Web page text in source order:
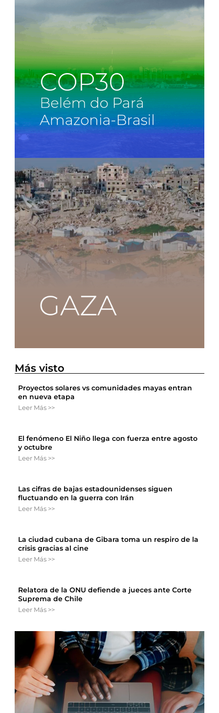
Más visto
Proyectos solares vs comunidades mayas entran
en nueva etapa
Leer Más >>
El fenómeno El Niño llega con fuerza entre agosto
y octubre
Leer Más >>
Las cifras de bajas estadounidenses siguen
fluctuando en la guerra con Irán
Leer Más >>
La ciudad cubana de Gibara toma un respiro de la
crisis gracias al cine
Leer Más >>
Relatora de la ONU defiende a jueces ante Corte
Suprema de Chile
Leer Más >>